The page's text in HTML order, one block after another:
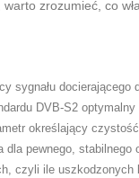
zrozumieć, co
sygnału
DVB-S2
określający
pewnego,
czyli ile